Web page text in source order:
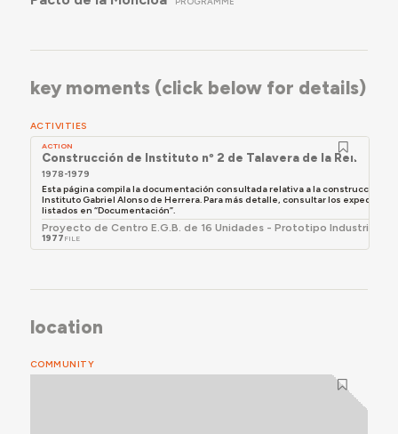
tuvieron problemas constructivos dependiendo del
desmoronaron los tabiques de yeso, y en el nuestro
techos” (Benjamín Martínez Yánez, 2004).
key moments (click below for details)
ACTIVITIES
ACTION
Construcción de Instituto nº 2 de Talavera de la Reina
1978-1979
Esta página compila la documentación consultada relativa a la construcción
Instituto Gabriel Alonso de Herrera. Para más detalle, consultar los
listados en “Documentación”.
Proyecto de Centro E.G.B. de 16 Unidades - Prototipo
1977 FILE
location
COMMUNITY